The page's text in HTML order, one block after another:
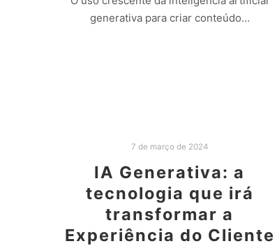
generativa para criar conteúdo…
7 de março de 2024
IA Generativa: a
tecnologia que irá
transformar a
Experiência do Cliente